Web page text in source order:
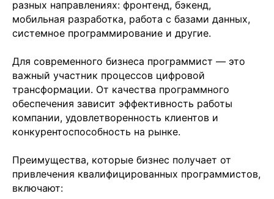
разных направлениях: фронтенд, бэкенд,
мобильная разработка, работа с базами данных,
системное программирование и другие.
Для современного бизнеса программист — это
важный участник процессов цифровой
трансформации. От качества программного
обеспечения зависит эффективность работы
компании, удовлетворенность клиентов и
конкурентоспособность на рынке.
Преимущества, которые бизнес получает от
привлечения квалифицированных программистов,
включают: